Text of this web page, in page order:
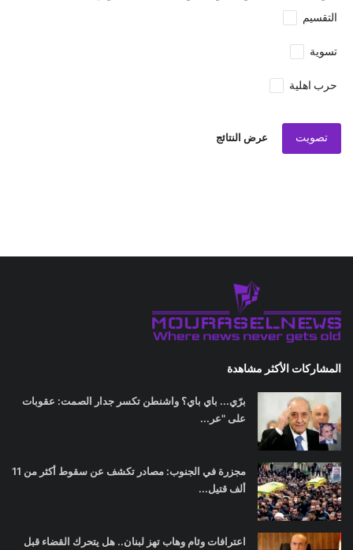
التقسيم
تسوية
حرب اهلية
تصويت عرض النتائج
المشاركات الأكثر مشاهدة
برّي... باي باي؟ واشنطن تكسر جدار الصمت: عقوبات
على "عر...
مجزرة في الجنوب: مصادر تكشف عن سقوط أكثر من 11
ألف قتيل...
اعترافات وئام وهاب تهز لبنان.. هل يتحرك القضاء قبل